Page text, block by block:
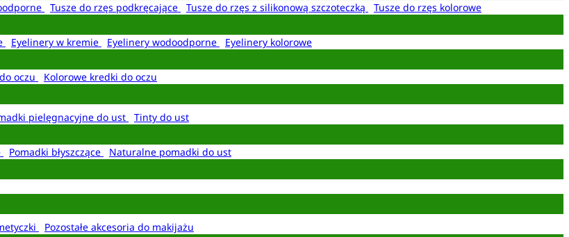
Tusze do rzęs podkręcające Tusze do rzęs z silikonową szczoteczką
Tusze do rzęs kolorowe
Eyelinery w kremie Eyelinery wodoodporne
Eyelinery kolorowe
oczu
Kolorowe kredki do oczu
pielęgnacyjne do ust
Tinty do ust
Pomadki błyszczące
Naturalne pomadki do ust
Pozostałe akcesoria do makijażu